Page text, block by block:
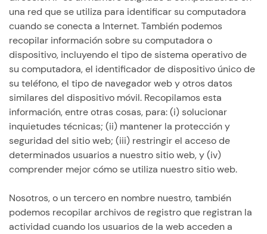
una red que se utiliza para identificar su computadora
cuando se conecta a Internet. También podemos
recopilar información sobre su computadora o
dispositivo, incluyendo el tipo de sistema operativo de
su computadora, el identificador de dispositivo único de
su teléfono, el tipo de navegador web y otros datos
similares del dispositivo móvil. Recopilamos esta
información, entre otras cosas, para: (i) solucionar
inquietudes técnicas; (ii) mantener la protección y
seguridad del sitio web; (iii) restringir el acceso de
determinados usuarios a nuestro sitio web, y (iv)
comprender mejor cómo se utiliza nuestro sitio web.
Nosotros, o un tercero en nombre nuestro, también
podemos recopilar archivos de registro que registran la
actividad cuando los usuarios de la web acceden a